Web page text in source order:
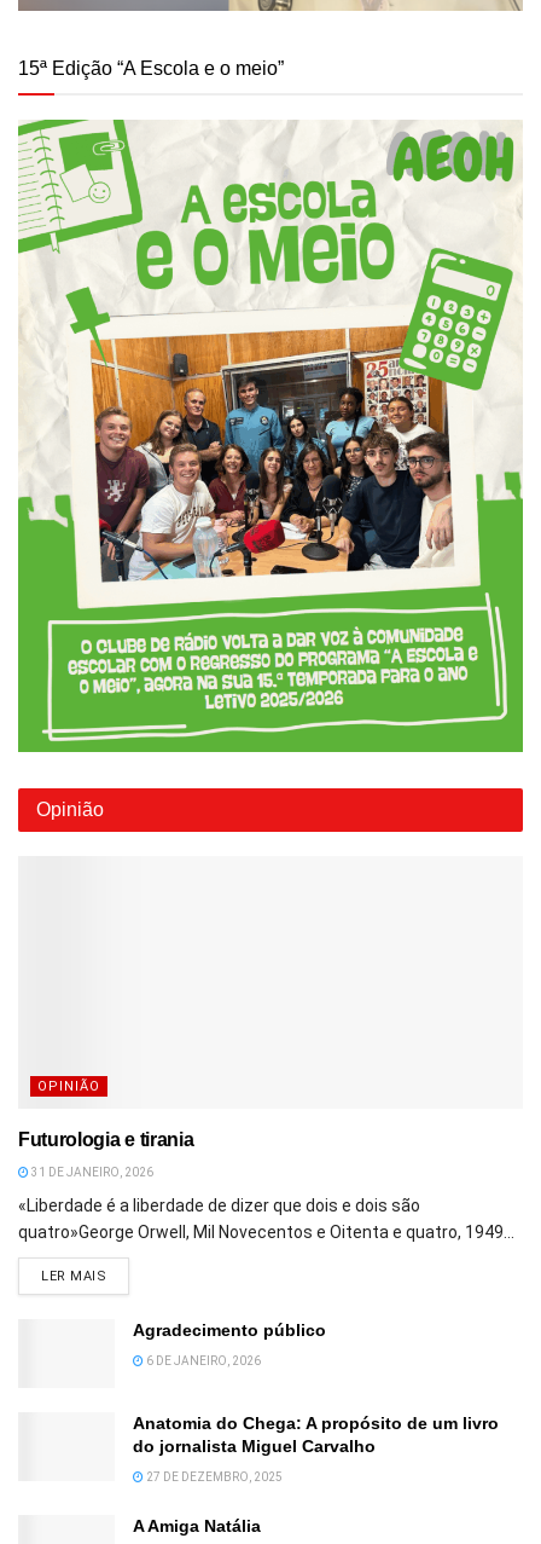
15ª Edição “A Escola e o meio”
Opinião
OPINIÃO
Futurologia e tirania
31 DE JANEIRO, 2026
«Liberdade é a liberdade de dizer que dois e dois são
quatro»George Orwell, Mil Novecentos e Oitenta e quatro, 1949...
LER MAIS
Agradecimento público
6 DE JANEIRO, 2026
Anatomia do Chega: A propósito de um livro
do jornalista Miguel Carvalho
27 DE DEZEMBRO, 2025
A Amiga Natália